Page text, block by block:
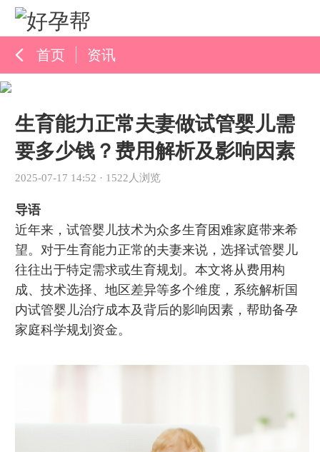
首页 资讯
综合资讯
孕育知识
生育能力正常夫妻做试管婴儿需
要多少钱？费用解析及影响因素
2025-07-17 14:52 · 1522人浏览
导语
近年来，试管婴儿技术为众多生育困难家庭带来希
望。对于生育能力正常的夫妻来说，选择试管婴儿
往往出于特定需求或生育规划。本文将从费用构
成、技术选择、地区差异等多个维度，系统解析国
内试管婴儿治疗成本及背后的影响因素，帮助备孕
家庭科学规划资金。